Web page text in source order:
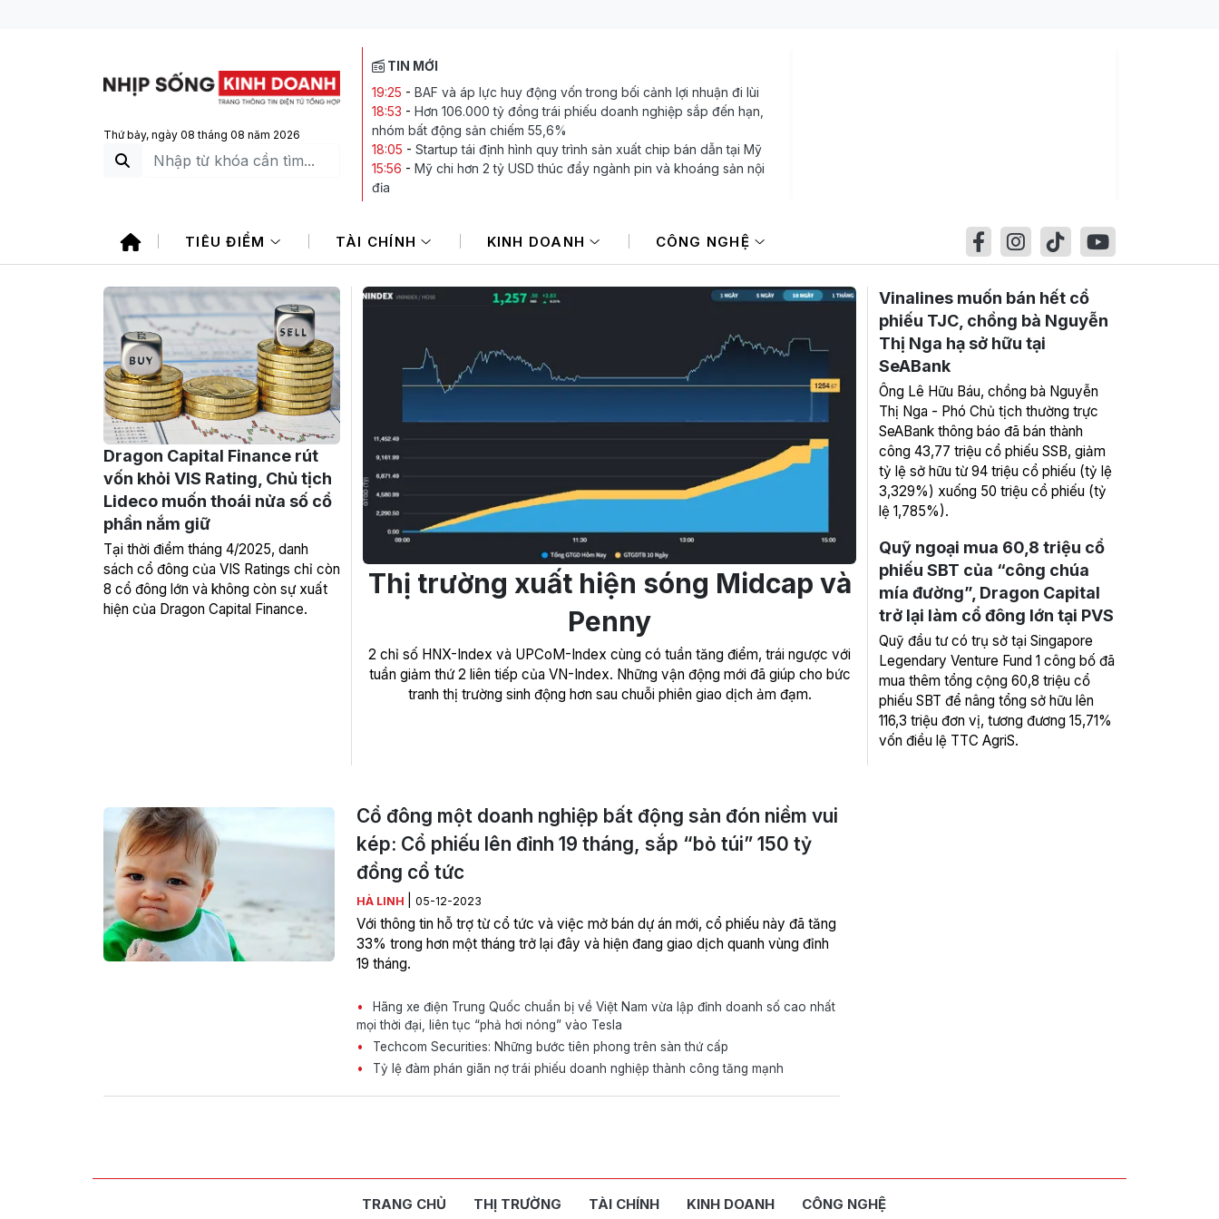
Thứ bảy, ngày 08 tháng 08 năm 2026
TIN MỚI
19:25 - BAF và áp lực huy động vốn trong bối cảnh lợi nhuận đi lùi
18:53 - Hơn 106.000 tỷ đồng trái phiếu doanh nghiệp sắp đến hạn,
nhóm bất động sản chiếm 55,6%
18:05 - Startup tái định hình quy trình sản xuất chip bán dẫn tại Mỹ
15:56 - Mỹ chi hơn 2 tỷ USD thúc đẩy ngành pin và khoáng sản nội
địa
14:23- Định giá DatVietVAC, sẽ là sai lầm nếu chỉ nhìn giá trị sổ
sách
TIÊU ĐIỂM TÀI CHÍNH KINH DOANH CÔNG NGHỆ
Dragon Capital Finance rút
vốn khỏi VIS Rating, Chủ tịch
Lideco muốn thoái nửa số cổ
phần nắm giữ
Tại thời điểm tháng 4/2025, danh
sách cổ đông của VIS Ratings chỉ còn
8 cổ đông lớn và không còn sự xuất
hiện của Dragon Capital Finance.
Thị trường xuất hiện sóng Midcap và
Penny
2 chỉ số HNX-Index và UPCoM-Index cùng có tuần tăng điểm, trái ngược với
tuần giảm thứ 2 liên tiếp của VN-Index. Những vận động mới đã giúp cho bức
tranh thị trường sinh động hơn sau chuỗi phiên giao dịch ảm đạm.
Vinalines muốn bán hết cổ
phiếu TJC, chồng bà Nguyễn
Thị Nga hạ sở hữu tại
SeABank
Ông Lê Hữu Báu, chồng bà Nguyễn
Thị Nga - Phó Chủ tịch thường trực
SeABank thông báo đã bán thành
công 43,77 triệu cổ phiếu SSB, giảm
tỷ lệ sở hữu từ 94 triệu cổ phiếu (tỷ lệ
3,329%) xuống 50 triệu cổ phiếu (tỷ
lệ 1,785%).
Quỹ ngoại mua 60,8 triệu cổ
phiếu SBT của “công chúa
mía đường”, Dragon Capital
trở lại làm cổ đông lớn tại PVS
Quỹ đầu tư có trụ sở tại Singapore
Legendary Venture Fund 1 công bố đã
mua thêm tổng cộng 60,8 triệu cổ
phiếu SBT để nâng tổng sở hữu lên
116,3 triệu đơn vị, tương đương 15,71%
vốn điều lệ TTC AgriS.
Cổ đông một doanh nghiệp bất động sản đón niềm vui
kép: Cổ phiếu lên đỉnh 19 tháng, sắp “bỏ túi” 150 tỷ
đồng cổ tức
HÀ LINH 05-12-2023
Với thông tin hỗ trợ từ cổ tức và việc mở bán dự án mới, cổ phiếu này đã tăng
33% trong hơn một tháng trở lại đây và hiện đang giao dịch quanh vùng đỉnh
19 tháng.
Hãng xe điện Trung Quốc chuẩn bị về Việt Nam vừa lập đỉnh doanh số cao nhất
mọi thời đại, liên tục “phả hơi nóng” vào Tesla
Techcom Securities: Những bước tiên phong trên sàn thứ cấp
Tỷ lệ đàm phán giãn nợ trái phiếu doanh nghiệp thành công tăng mạnh
TRANG CHỦ THỊ TRƯỜNG TÀI CHÍNH KINH DOANH CÔNG NGHỆ